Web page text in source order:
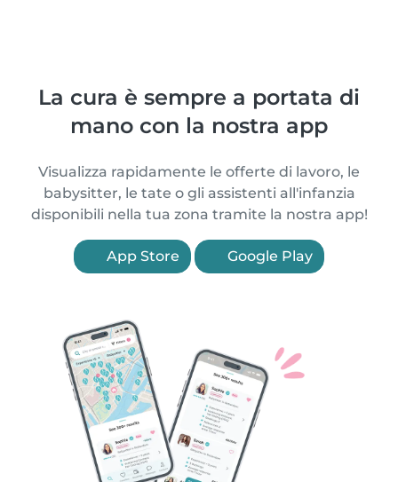
La cura è sempre a portata di
mano con la nostra app
Visualizza rapidamente le offerte di lavoro, le
babysitter, le tate o gli assistenti all'infanzia
disponibili nella tua zona tramite la nostra app!
App Store Google Play